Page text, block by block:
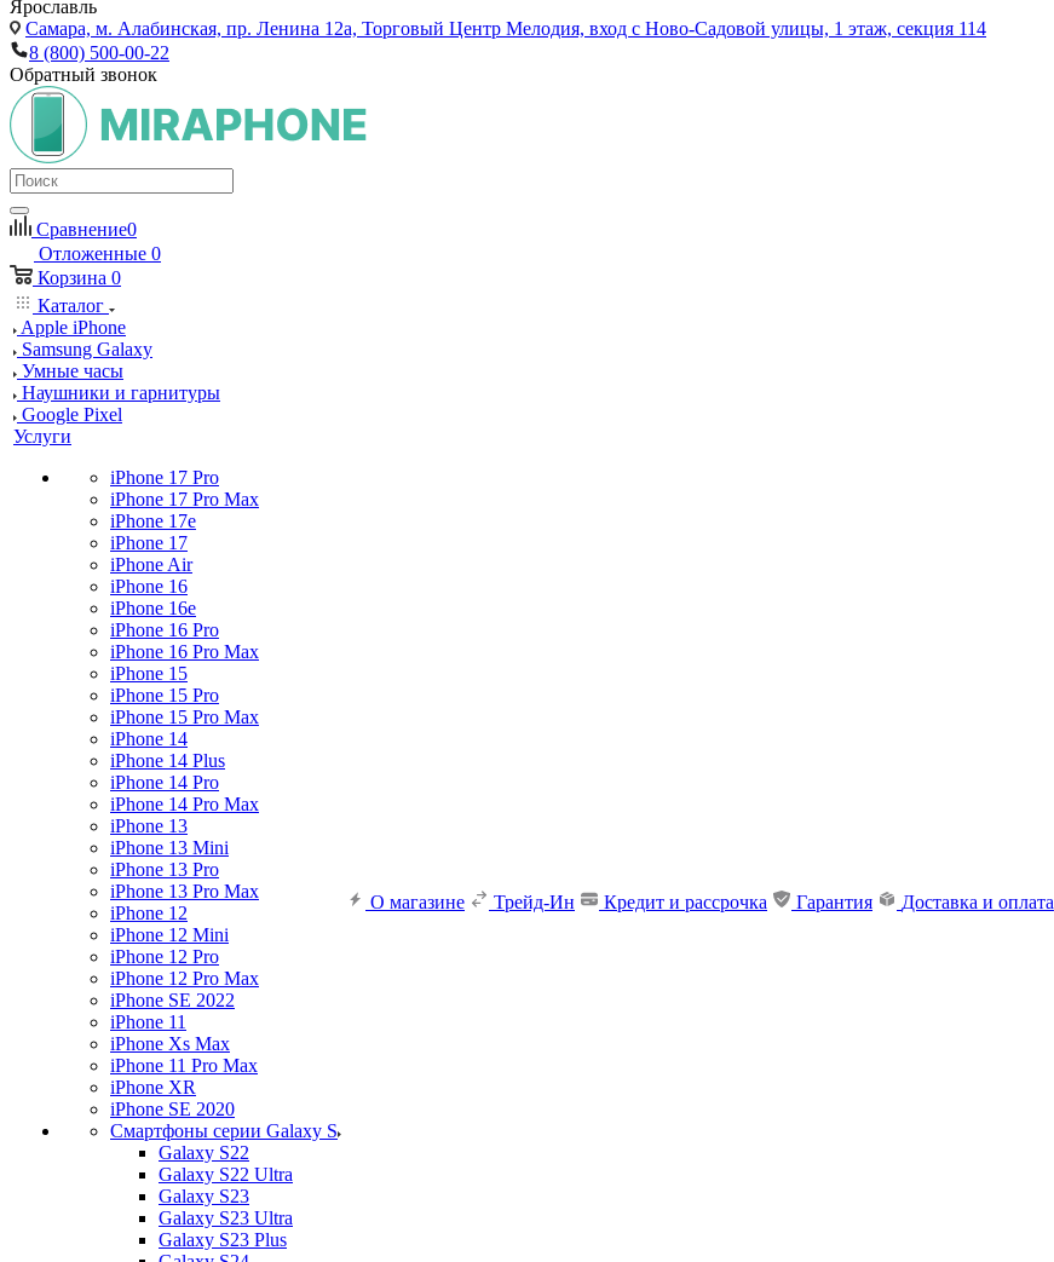
Ярославль
Самара, м. Алабинская, пр. Ленина 12а, Торговый Центр Мелодия, вход с Ново-Садовой улицы, 1 этаж, секция 114
8 (800) 500-00-22
Обратный звонок
Сравнение0
Отложенные 0
Корзина 0
Каталог
Apple iPhone
Samsung Galaxy
Умные часы
Наушники и гарнитуры
Google Pixel
Услуги
iPhone 17 Pro
iPhone 17 Pro Max
iPhone 17e
iPhone 17
iPhone Air
iPhone 16
iPhone 16e
iPhone 16 Pro
iPhone 16 Pro Max
iPhone 15
iPhone 15 Pro
iPhone 15 Pro Max
iPhone 14
iPhone 14 Plus
iPhone 14 Pro
iPhone 14 Pro Max
iPhone 13
iPhone 13 Mini
iPhone 13 Pro
iPhone 13 Pro Max
iPhone 12
iPhone 12 Mini
iPhone 12 Pro
iPhone 12 Pro Max
iPhone SE 2022
iPhone 11
iPhone Xs Max
iPhone 11 Pro Max
iPhone XR
iPhone SE 2020
Смартфоны серии Galaxy S
Galaxy S22
Galaxy S22 Ultra
Galaxy S23
Galaxy S23 Ultra
Galaxy S23 Plus
О магазине Трейд-Ин Кредит и рассрочка Гарантия Доставка и оплата